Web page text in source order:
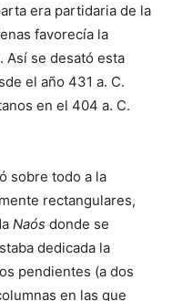
era partidaria de la
favorecía la
Así se desató esta
el año 431 a. C.
en el 404 a. C.
sobre todo a la
rectangulares,
Naós donde se
dedicada la
pendientes (a dos
en las que